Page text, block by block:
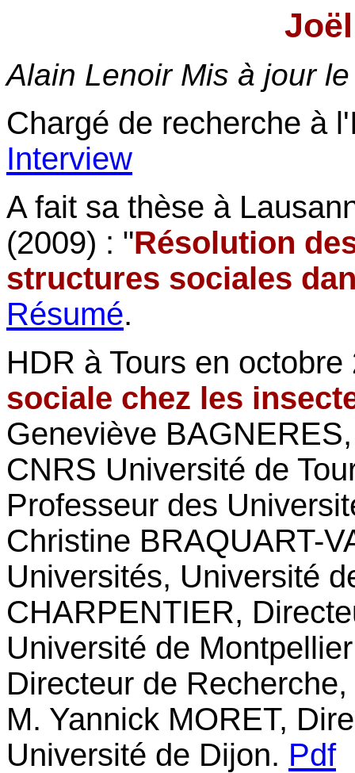
Alain Lenoir Mis à jour
Chargé de recherche à
Interview
A fait sa thèse à
(2009) : "Résolution
structures sociales
Résumé.
HDR à Tours en octobre
sociale chez les
Geneviève
CNRS Université de
Professeur des
Christine BRAQUART-
Universités, Université
CHARPENTIER,
Université de
Directeur de
M. Yannick MORET,
Université de Dijon. Pdf